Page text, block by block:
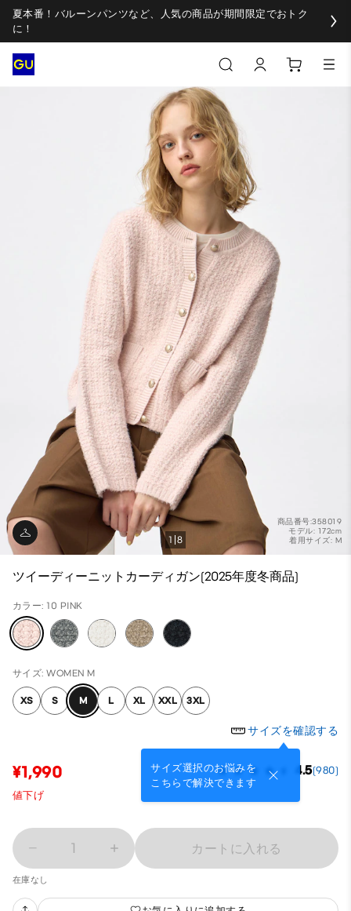
夏本番！バルーンパンツなど、人気の商品が期間限定でおトク
に！
商品番号:358019
モデル: 172cm
着用サイズ: M
1 8
ツイーディーニットカーディガン(2025年度冬商品)
カラー: 10 PINK
サイズ: WOMEN M
XS S M L XL XXL 3XL
サイズを確認する
サイズ選択のお悩みを
こちらで解決できます
¥1,990 4.5(980)
値下げ
1 カートに入れる
在庫なし